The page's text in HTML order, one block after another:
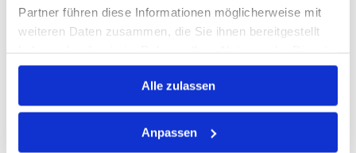
Partner führen diese Informationen möglicherweise mit
weiteren Daten zusammen, die Sie ihnen bereitgestellt
gesammelt haben.
Alle zulassen
Anpassen
Auf Lager
Lager anzeigen
HOCHLEISTUNGSFETT SCHWARZ BR2
PLUS